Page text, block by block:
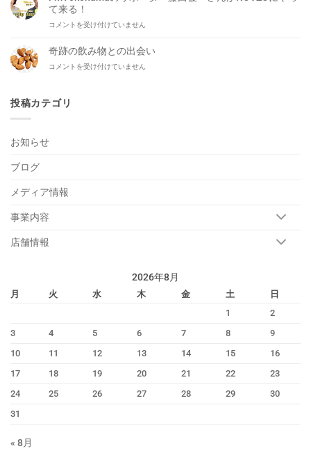
本
平
生
っ
ぱ
だ
ぶ
は
て来る！
FmYokohama
リ
ポ
ー
藤
に
コメントを受け付けていません
奇跡の飲み物との出会い
奇
飲
の
は
コメントを受け付けていません
投稿カテゴリ
お知らせ
ブログ
メディア情報
事業内容
店舗情報
2026年8月
月 火 水 木 金 土
日
1
2
3
4 5 6 7 8
9
10
11 12 13 14 15
16
17
18 19 20 21 22
23
24
25 26 27 28 29
30
31
« 8月